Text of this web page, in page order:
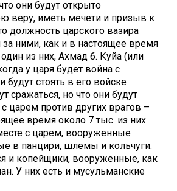
они будут открыто
веру, иметь мечети и призыв к
должность царского вазира
за ними, как и в настоящее время
из них, Ахмад б. Куйа (или
у царя будет война с
будут стоять в его войске
сражаться, но что они будут
царем против других врагов –
время около 7 тыс. из них
с царем, вооруженные
в панцири, шлемы и кольчуги.
и копейщики, вооруженные, как
У них есть и мусульманские